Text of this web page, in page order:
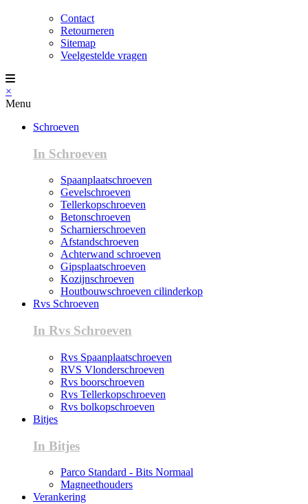
Contact
Retourneren
Sitemap
Veelgestelde vragen
×
Menu
Schroeven
In Schroeven
Spaanplaatschroeven
Gevelschroeven
Tellerkopschroeven
Betonschroeven
Scharnierschroeven
Afstandschroeven
Achterwand schroeven
Gipsplaatschroeven
Kozijnschroeven
Houtbouwschroeven cilinderkop
Rvs Schroeven
In Rvs Schroeven
Rvs Spaanplaatschroeven
RVS Vlonderschroeven
Rvs boorschroeven
Rvs Tellerkopschroeven
Rvs bolkopschroeven
Bitjes
In Bitjes
Parco Standard - Bits Normaal
Magneethouders
Verankering